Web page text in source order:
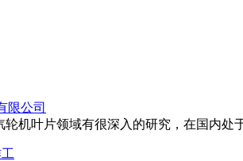
限公司
轮机叶片领域有很深入的研究，在国内处